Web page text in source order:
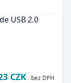
USB 2.0
CZK bez DPH